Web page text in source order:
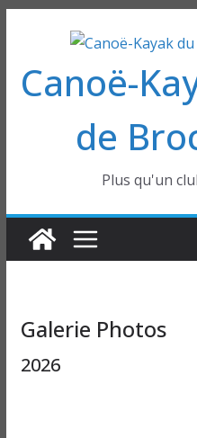
contenu
Canoë-
de
Plus qu'un
Galerie Photos
2026